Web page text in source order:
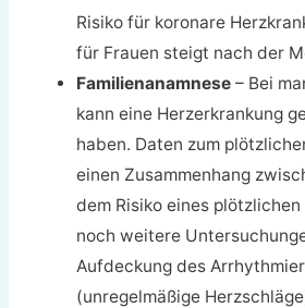
Risiko für koronare
für Frauen steigt nach der
Familienanamnese – Bei
kann eine Herzerkrankung
haben. Daten zum
einen Zusammenhang
dem Risiko eines
noch weitere
Aufdeckung des
(unregelmäßige